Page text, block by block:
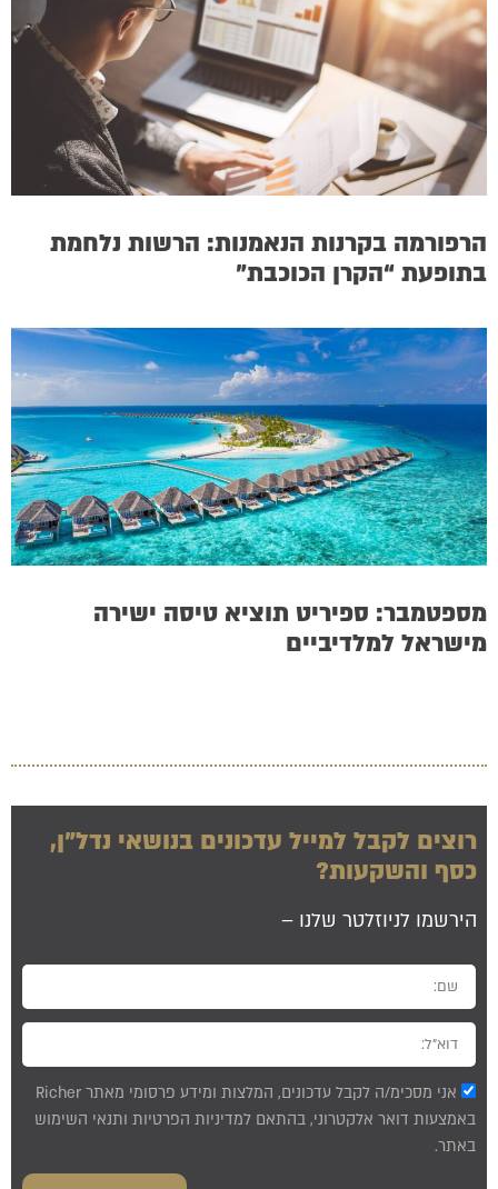
הרפורמה בקרנות הנאמנות: הרשות נלחמת
בתופעת “הקרן הכוכבת”
מספטמבר: ספיריט תוציא טיסה ישירה
מישראל למלדיביים
רוצים לקבל למייל עדכונים בנושאי נדל”ן,
כסף והשקעות?
הירשמו לניוזלטר שלנו –
אני מסכימ/ה לקבל עדכונים, המלצות ומידע פרסומי מאתר Richer
באמצעות דואר אלקטרוני, בהתאם למדיניות הפרטיות ותנאי השימוש
באתר.